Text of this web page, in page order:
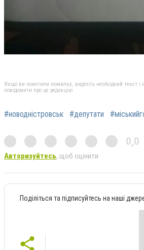
Якщо ви помітили помилку, виділіть необхідний текст і
повідомити про це редакцію
#новодністровськ #депутати
0,0
Авторизуйтесь, щоб оцінити
Поділіться та підписуйтесь на наші